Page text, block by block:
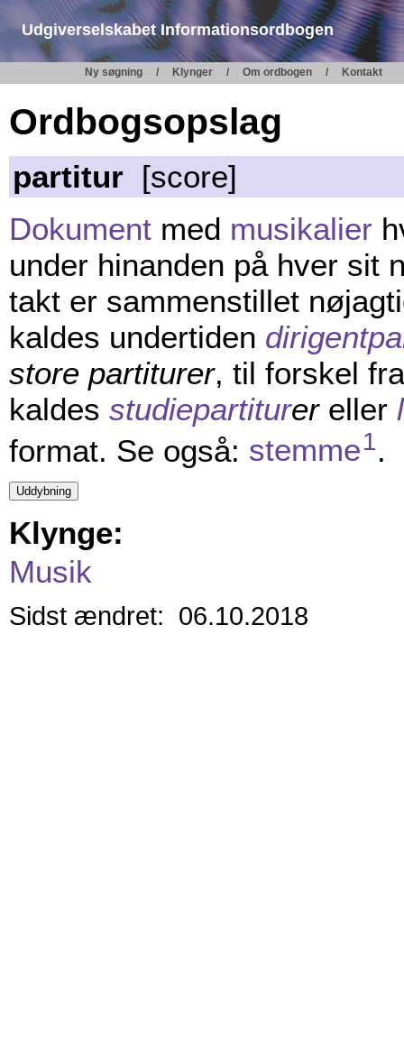
Udgiverselskabet Informationsordbogen
Ny søgning Klynger Om ordbogen Kontakt
Ordbogsopslag
partitur [score]
Dokument med musikalier
under hinanden på hver sit
takt er sammenstillet
kaldes undertiden
store partiturer, til forskel
kaldes studiepartiturereller
format. Se også: stemme1.
Klynge:
Musik
Sidst ændret: 06.10.2018